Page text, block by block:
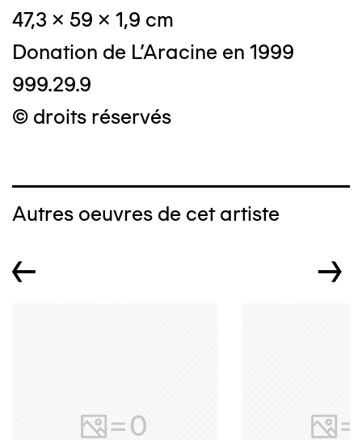
47,3 x 59 x 1,9 cm
Donation de L'Aracine en 1999
999.29.9
© droits réservés
Autres oeuvres de cet artiste
← →